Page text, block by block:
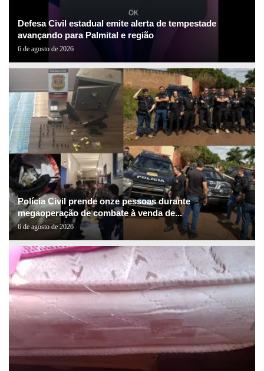
Defesa Civil estadual emite alerta de tempestade
avançando para Palmital e região
6 de agosto de 2026
Polícia Civil prende onze pessoas durante
megaoperação de combate à venda de...
6 de agosto de 2026